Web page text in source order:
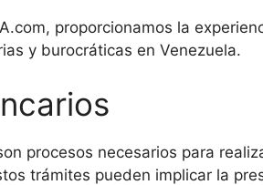
proporcionamos la
y burocráticas en Venezuela.
procesos necesarios para
trámites pueden implicar la